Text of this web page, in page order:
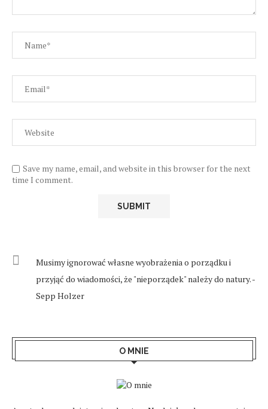
Save my name, email, and website in this browser for the next
time I comment.
Musimy ignorować własne wyobrażenia o porządku i
przyjąć do wiadomości, że "nieporządek" należy do natury. -
Sepp Holzer
O MNIE